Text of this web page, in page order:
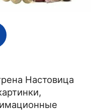
Настовица